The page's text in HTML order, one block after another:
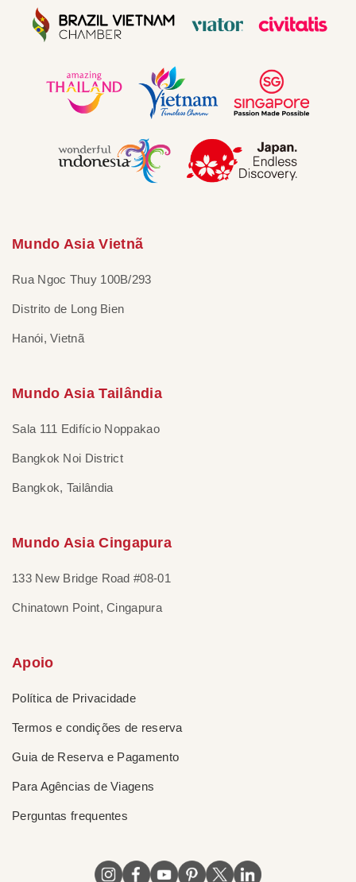
Mundo Asia Vietnã
Rua Ngoc Thuy 100B/293
Distrito de Long Bien
Hanói, Vietnã
Mundo Asia Tailândia
Sala 111 Edifício Noppakao
Bangkok Noi District
Bangkok, Tailândia
Mundo Asia Cingapura
133 New Bridge Road #08-01
Chinatown Point, Cingapura
Apoio
Política de Privacidade
Termos e condições de reserva
Guia de Reserva e Pagamento
Para Agências de Viagens
Perguntas frequentes